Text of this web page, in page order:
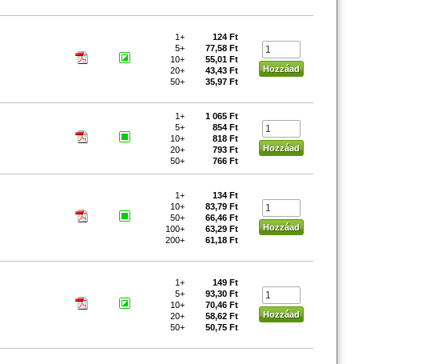
1+
124 Ft
5+
77,58 Ft
10+
55,01 Ft
20+
43,43 Ft
50+
35,97 Ft
1+
1 065 Ft
5+
854 Ft
10+
818 Ft
20+
793 Ft
50+
766 Ft
1+
134 Ft
10+
83,79 Ft
50+
66,46 Ft
100+
63,29 Ft
200+
61,18 Ft
1+
149 Ft
5+
93,30 Ft
10+
70,46 Ft
20+
58,62 Ft
50+
50,75 Ft